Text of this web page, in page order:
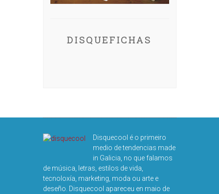
DISQUEFICHAS
Disquecool é o primeiro
medio de tendencias made
in Galicia, no que falamos
de música, letras, estilos de vida,
tecnoloxía, marketing, moda ou arte e
deseño. Disquecool apareceu en maio de